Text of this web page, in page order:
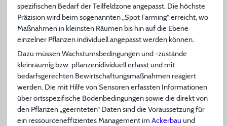
spezifischen Bedarf der Teilfeldzone angepasst. Die höchste
Präzision wird beim sogenannten „Spot Farming“ erreicht, wo
Maßnahmen in kleinsten Räumen bis hin auf die Ebene
einzelner Pflanzen individuell angepasst werden können.
Dazu müssen Wachstumsbedingungen und -zustände
kleinräumig bzw. pflanzenidividuell erfasst und mit
bedarfsgerechten Bewirtschaftungsmaßnahmen reagiert
werden. Die mit Hilfe von Sensoren erfassten Informationen
über ortsspezifische Bodenbedingungen sowie die direkt von
den Pflanzen „geernteten“ Daten sind die Voraussetzung für
ein ressourceneffizientes Management im Ackerbau und